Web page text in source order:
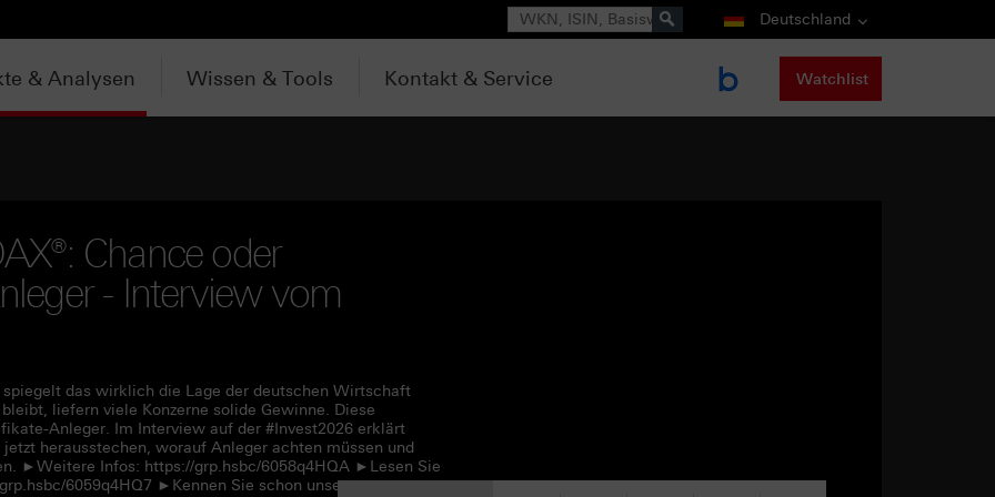
Suche Deutschland
& Analysen Wissen & Tools Kontakt & Service Watchlist
Chance oder
- Interview vom
das wirklich die Lage der deutschen Wirtschaft
liefern viele Konzerne solide Gewinne. Diese
Anleger. Im Interview auf der #Invest2026 erklärt
herausstechen, worauf Anleger achten müssen und
►Weitere Infos: https://grp.hsbc/6058q4HQA ►Lesen Sie
6059q4HQ7 ►Kennen Sie schon unseren